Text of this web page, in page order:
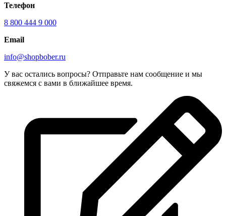
Телефон
8 800 444 9 000
Email
info@shopbober.ru
У вас остались вопросы? Отправьте нам сообщение и мы
свяжемся с вами в ближайшее время.